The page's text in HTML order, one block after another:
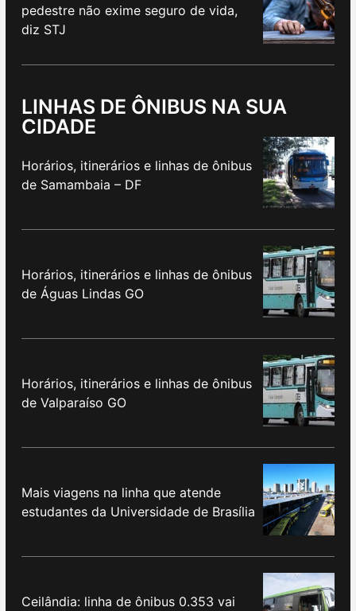
pedestre não exime seguro de vida,
diz STJ
LINHAS DE ÔNIBUS NA SUA
CIDADE
Horários, itinerários e linhas de ônibus
de Samambaia – DF
Horários, itinerários e linhas de ônibus
de Águas Lindas GO
Horários, itinerários e linhas de ônibus
de Valparaíso GO
Mais viagens na linha que atende
estudantes da Universidade de Brasília
Ceilândia: linha de ônibus 0.353 vai